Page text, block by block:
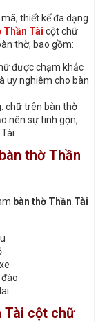
thiết kế đa dạng
Thần Tài cột chữ
thờ, bao gồm:
được chạm khắc
uy nghiêm cho bàn
chữ trên bàn thờ
nên sự tinh gọn,
thờ Thần
bàn thờ Thần Tài
Tài cột chữ